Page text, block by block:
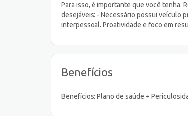
Para isso, é importante que você tenha:
desejáveis: - Necessário possui veículo
interpessoal. Proatividade e foco em
Benefícios
Benefícios: Plano de saúde +